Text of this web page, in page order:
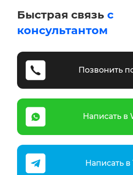
Быстрая связь с
консультантом
Позвонить
Написать в
Написать